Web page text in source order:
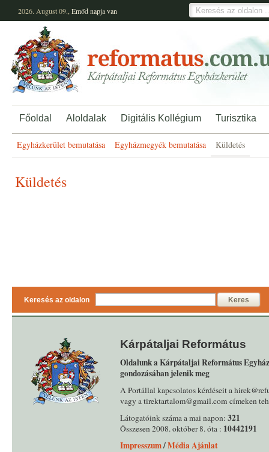
2026. August 09., Emődnapja van
Főoldal Aloldalak Digitális Kollégium Turisztika
Egyházkerület bemutatása Egyházmegyék bemutatása Küldetés
Küldetés
Keresés az oldalon Keres
Kárpátaljai Református
Oldalunk a Kárpátaljai Református
gondozásában jelenik meg
A Portállal kapcsolatos kérdéseit a
vagy a tirektartalom@gmail.com címeken
Látogatóink száma a mai napon: 321
Összesen 2008. október 8. óta : 10442191
Impresszum/Média Ajánlat